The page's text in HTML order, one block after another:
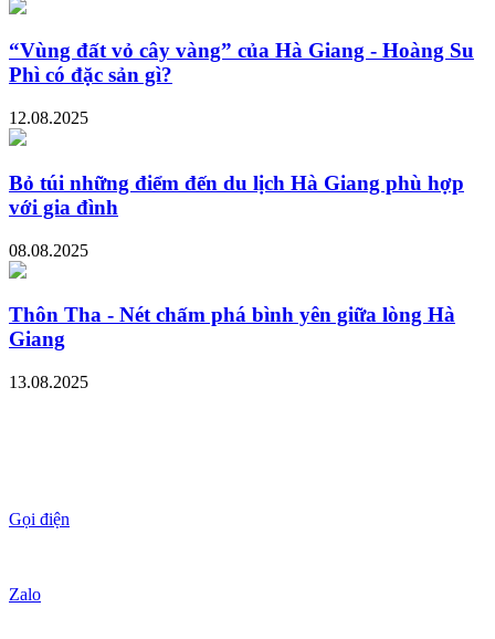
“Vùng đất vỏ cây vàng” của Hà Giang - Hoàng Su
Phì có đặc sản gì?
12.08.2025
Bỏ túi những điểm đến du lịch Hà Giang phù hợp
với gia đình
08.08.2025
Thôn Tha - Nét chấm phá bình yên giữa lòng Hà
Giang
13.08.2025
Gọi điện
Zalo